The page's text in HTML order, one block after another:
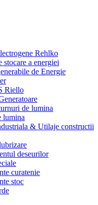
Rehlko
stocare a energiei
de Energie
Riello
de lumina
lumina
& Utilaje constructii
deseurilor
curatenie
stoc